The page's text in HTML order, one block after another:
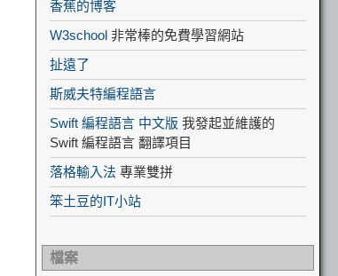
香蕉的博客
W3school 非常棒的免費學習網站
扯遠了
斯威夫特編程語言
Swift 編程語言 中文版 我發起並維護的
Swift 編程語言 翻譯項目
落格輸入法 專業雙拼
笨土豆的IT小站
檔案